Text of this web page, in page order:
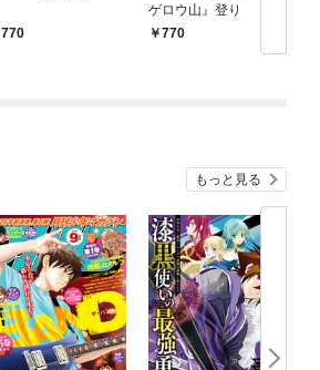
770
ゲロウ山』登り
770
もっと見る